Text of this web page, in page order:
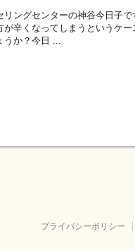
ングセンターの神谷今日子
辛くなってしまうというケ
うか？今日 ...
プライバシーポリシー